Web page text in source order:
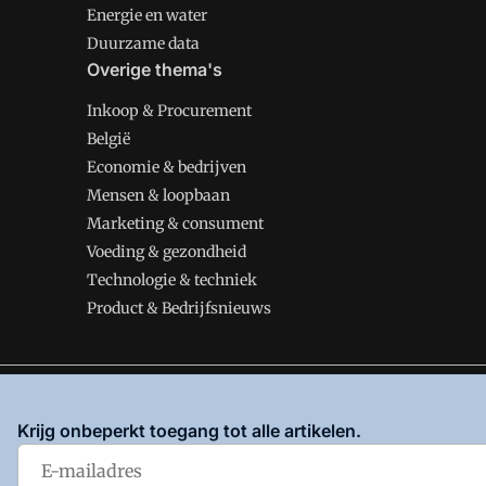
Energie en water
Duurzame data
Overige thema's
Inkoop & Procurement
België
Economie & bedrijven
Mensen & loopbaan
Marketing & consument
Voeding & gezondheid
Technologie & techniek
Product & Bedrijfsnieuws
enPrivacy en Cookie beleid |Privacy instellingen
Krijg onbeperkt toegang tot alle artikelen.